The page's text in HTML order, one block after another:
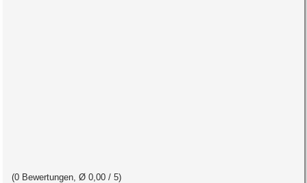
(0 Bewertungen, Ø0,00 / 5)